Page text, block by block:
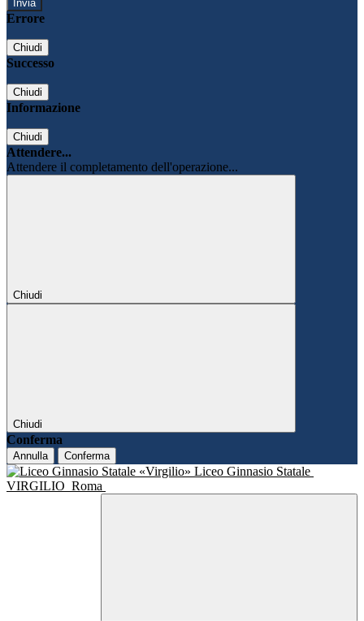
Errore
Chiudi
Successo
Chiudi
Informazione
Chiudi
Attendere...
Attendere il completamento dell'operazione...
Chiudi
Chiudi
Conferma
Annulla Conferma
Liceo Ginnasio Statale
VIRGILIO Roma